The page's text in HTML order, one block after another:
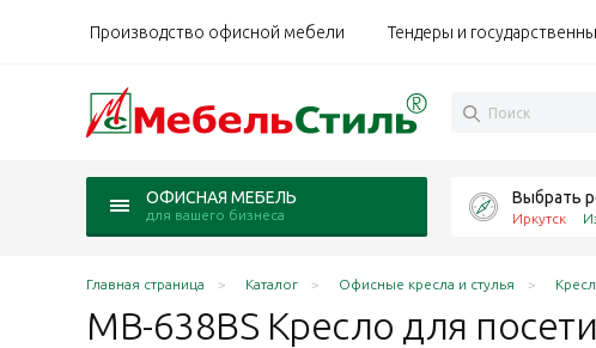
Производство офисной мебели Тендеры и
ОФИСНАЯ МЕБЕЛЬ
для вашего бизнеса
Выбрать
Иркутск
Главная страница Каталог Офисные кресла и стулья
MB-638BS Кресло для